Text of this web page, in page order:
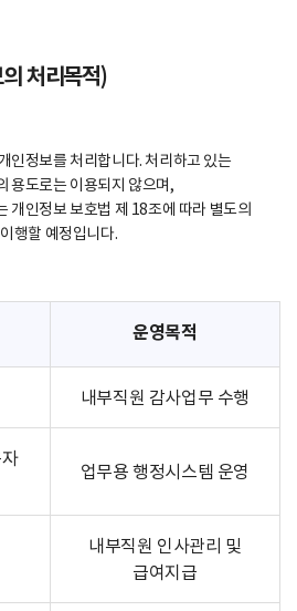
처리목적)
인정보를 처리합니다. 처리하고 있는
용도로는 이용되지 않으며,
개인정보 보호법 제 18조에 따라 별도의
행할 예정입니다.
운영목적
내부직원 감사업무 수행
업무용 행정시스템 운영
내부직원 인사관리 및
급여지급